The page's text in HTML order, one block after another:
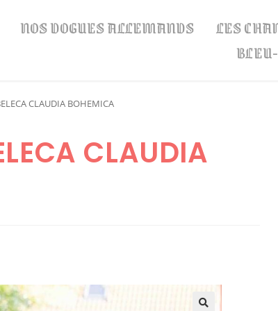
NOS DOGUES ALLEMANDS LES
CLAUDIA BOHEMICA
CLAUDIA